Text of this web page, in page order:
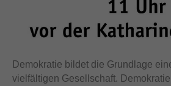
Demokratie bildet die Grundlage
vielfältigen Gesellschaft.